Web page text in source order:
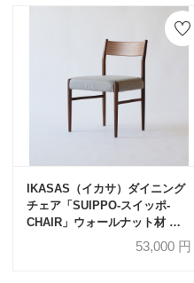
IKASAS（イカサ）ダイニング
チェア「SUIPPO-スイッポ-
CHAIR」ウォールナット材 カ
53,000 円